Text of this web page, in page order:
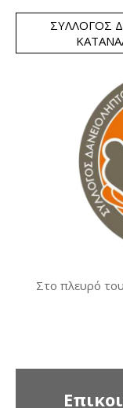
ΣΎΛΛΟΓΟΣ
Στο πλευρό